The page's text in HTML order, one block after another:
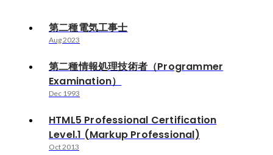
第二種電気工事士
Aug 2023
第二種情報処理技術者（Programmer
Examination）
Dec 1993
HTML5 Professional Certification
Level.1 (Markup Professional)
Oct 2013